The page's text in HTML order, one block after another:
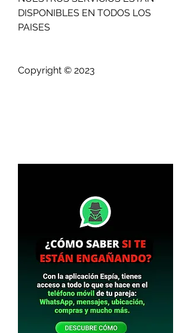
DISPONIBLES EN TODOS LOS
PAISES
Copyright © 2023